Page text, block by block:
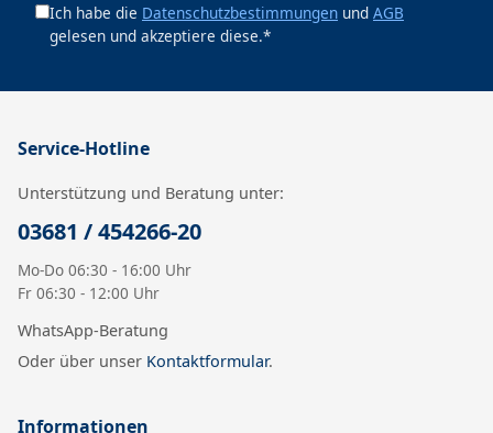
Ich habe die Datenschutzbestimmungen und AGB
gelesen und akzeptiere diese.*
Service-Hotline
Unterstützung und Beratung unter:
03681 / 454266-20
Mo-Do 06:30 - 16:00 Uhr
Fr 06:30 - 12:00 Uhr
WhatsApp-Beratung
Oder über unser Kontaktformular.
Informationen